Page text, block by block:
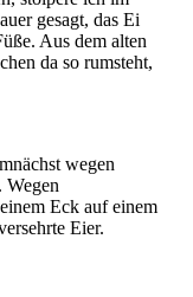
gesagt, das Ei
Aus dem alten
da so rumsteht,
wegen
Wegen
Eck auf einem
Eier.